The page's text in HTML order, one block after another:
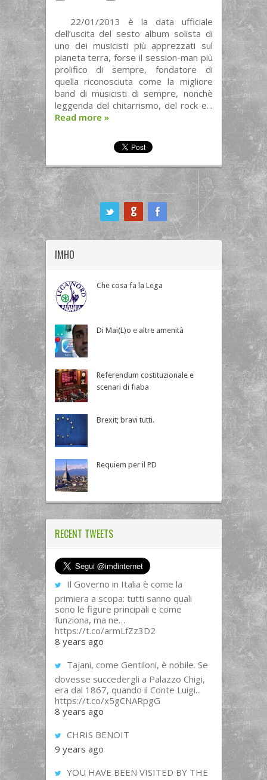
22/01/2013 è la data ufficiale
dell’uscita del sesto album solista di
uno dei musicisti più apprezzati sul
pianeta terra, forse il session-man più
prolifico di sempre, fondatore di
quella riconosciuta come la migliore
band di musicisti di sempre, nonchè
leggenda del chitarrismo, del rock e...
Read more »
IMHO
Che cosa fa la Lega
Di Mai(L)o e altre amenità
Referendum costituzionale e
scenari di fiaba
Brexit; bravi tutti.
Requiem per il PD
RECENT TWEETS
Il Governo in Italia è come la
primiera a scopa: tutti sanno quali
sono le figure principali e come
funziona, ma ne…
https://t.co/armLfZz3D2
8 years ago
Tajani, come Gentiloni, è nobile. Se
dovesse succedergli a Palazzo Chigi,
era dal 1867, quando il Conte Luigi...
https://t.co/x5gCNARpgG
8 years ago
CHRIS BENOIT
9 years ago
YOU HAVE BEEN VISITED BY THE